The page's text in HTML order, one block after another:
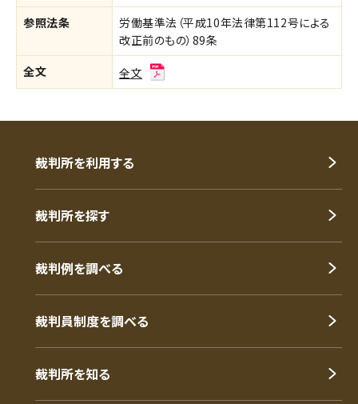
参照法条
労働基準法（平成10年法律第112号による
改正前のもの）89条
全文
全文
裁判所を利用する
裁判所を探す
裁判例を調べる
裁判員制度を調べる
裁判所を知る